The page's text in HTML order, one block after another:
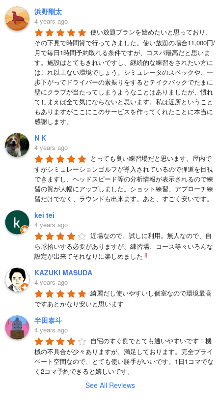
浜野剛太
4 years ago
使い放題プランを始めたいと思っており、
その下見で時間貸で行ってきました。使い放題の場合11,000円/
月で毎日1時間予約取れる条件ですが、コスパ最高だと思いま
す。施設はとてもきれいですし、継続的な練習をされたい方に
はこれ以上ない環境でしょう。シミュレータのスペックや、一
歩下がってドライバーの素振りをするとテイクバックでたまに
壁にクラブが当たってしまうようなことはありましたが、慣れ
てしまえば全て気にならないと思います。私は近所ということ
もありますがここにこのサービスを作ってくれたことに本当に
感謝します。
N K
4 years ago
とっても良い練習場だと思います。屋内で
すがシミュレーションゴルフが導入されているので弾道を目視
できますし、ヘッドスピード等の分析情報が表示されるので練
習の質が大幅にアップしました。ショット練習、アプローチ練
習だけでなく、ラウンドも出来ます。あと、すごく安いです。
kei tei
4 years ago
近場なので、試しに利用。無人なので、自
ら球拾いする必要がありますが、練習場、コース等々いろんな
設定が出来てそれなりに楽しめました
KAZUKI MASUDA
4 years ago
綺麗だし使いやすいし個室なので環境最高
ですあとかなり安いと思います
半田泰斗
4 years ago
自宅のすぐ側でとても通いやすいです！機
械の不具合が少々ありますが、満足しております。完全プライ
ベート空間なので、とても使い勝手がいいです。1日1コマでな
く2コマ予約できると嬉しいです。
See All Reviews